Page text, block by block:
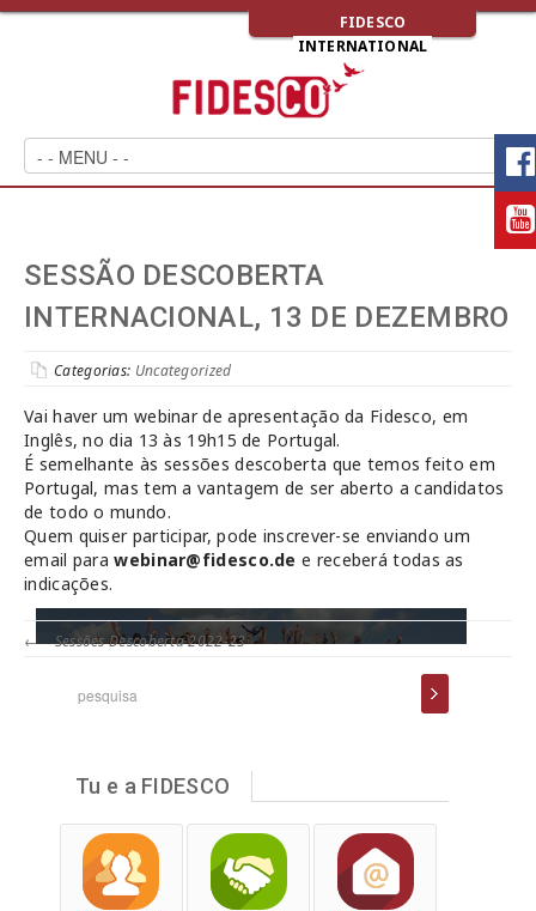
FIDESCO
INTERNATIONAL
SESSÃO DESCOBERTA
INTERNACIONAL, 13 DE DEZEMBRO
Categorias: Uncategorized
Vai haver um webinar de apresentação da Fidesco, em
Inglês, no dia 13 às 19h15 de Portugal.
É semelhante às sessões descoberta que temos feito em
Portugal, mas tem a vantagem de ser aberto a candidatos
de todo o mundo.
Quem quiser participar, pode inscrever-se enviando um
email parawebinar@fidesco.de e receberá todas as
indicações.
← Sessões Descoberta 2022-23
Tu e a FIDESCO